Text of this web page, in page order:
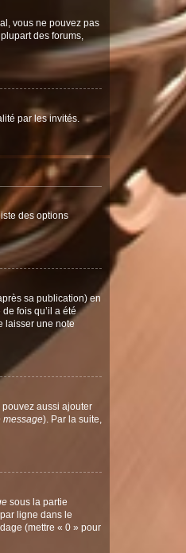
vous ne pouvez pas
des forums,
par les invités.
des options
sa publication) en
fois qu’il a été
laisser une note
aussi ajouter
message). Par la suite,
sous la partie
ligne dans le
(mettre « 0 » pour